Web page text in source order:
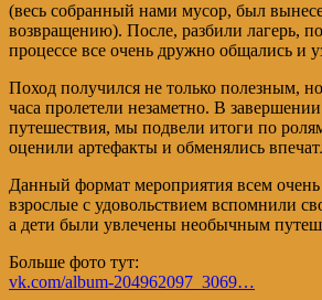
(весь собранный нами мусор, был
возвращению). После, разбили лагерь,
процессе все очень дружно общались и
Поход получился не только полезным,
часа пролетели незаметно. В
путешествия, мы подвели итоги по
оценили артефакты и обменялись
Данный формат мероприятия всем очень
взрослые с удовольствием вспомнили
а дети были увлечены необычным
Больше фото тут:
vk.com/album-204962097_3069…